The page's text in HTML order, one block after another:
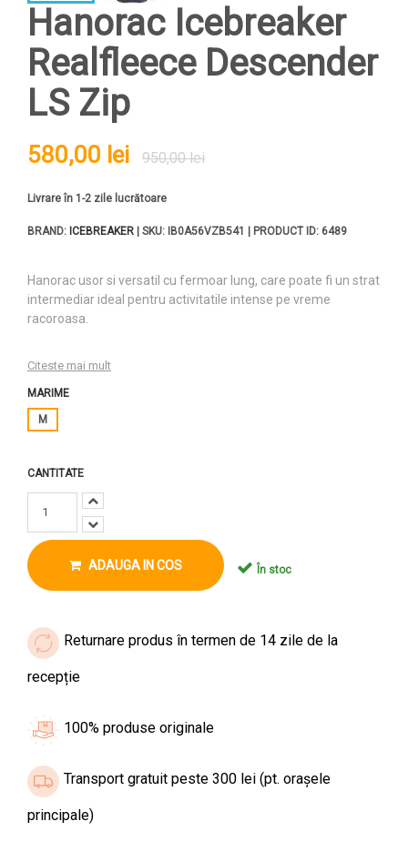
Hanorac Icebreaker
Realfleece Descender
LS Zip
580,00 lei 950,00 lei
Livrare în 1-2 zile lucrătoare
BRAND: ICEBREAKER | SKU: IB0A56VZB541 | PRODUCT ID: 6489
Hanorac usor si versatil cu fermoar lung, care poate fi un strat
intermediar ideal pentru activitatile intense pe vreme
racoroasa.
Citeste mai mult
MARIME
M
CANTITATE
ADAUGA IN COS În stoc
Returnare produs în termen de 14 zile de la
recepție
100% produse originale
Transport gratuit peste 300 lei (pt. orașele
principale)